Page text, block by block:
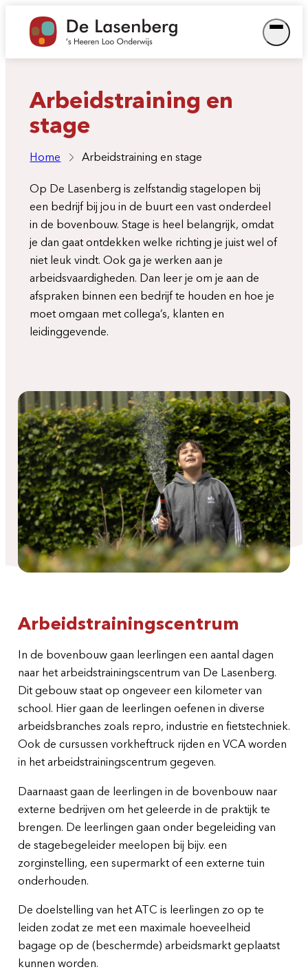
Arbeidstraining en
stage
Home Arbeidstraining en stage
Op De Lasenberg is zelfstandig stagelopen bij
een bedrijf bij jou in de buurt een vast onderdeel
in de bovenbouw. Stage is heel belangrijk, omdat
je dan gaat ontdekken welke richting je juist wel of
niet leuk vindt. Ook ga je werken aan je
arbeidsvaardigheden. Dan leer je om je aan de
afspraken binnen een bedrijf te houden en hoe je
moet omgaan met collega’s, klanten en
leidinggevende.
Arbeidstrainingscentrum
In de bovenbouw gaan leerlingen een aantal dagen
naar het arbeidstrainingscentrum van De Lasenberg.
Dit gebouw staat op ongeveer een kilometer van
school. Hier gaan de leerlingen oefenen in diverse
arbeidsbranches zoals repro, industrie en fietstechniek.
Ook de cursussen vorkheftruck rijden en VCA worden
in het arbeidstrainingscentrum gegeven.
Daarnaast gaan de leerlingen in de bovenbouw naar
externe bedrijven om het geleerde in de praktijk te
brengen. De leerlingen gaan onder begeleiding van
de stagebegeleider meelopen bij bijv. een
zorginstelling, een supermarkt of een externe tuin
onderhouden.
De doelstelling van het ATC is leerlingen zo op te
leiden zodat ze met een maximale hoeveelheid
bagage op de (beschermde) arbeidsmarkt geplaatst
kunnen worden.